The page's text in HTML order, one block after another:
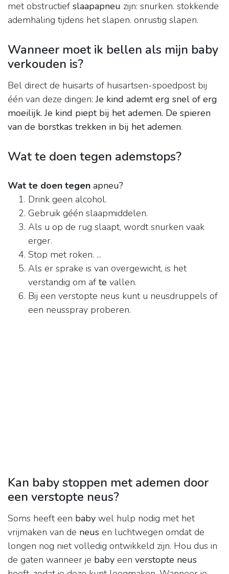
met obstructief slaapapneu zijn: snurken. stokkende
ademhaling tijdens het slapen. onrustig slapen.
Wanneer moet ik bellen als mijn baby
verkouden is?
Bel direct de huisarts of huisartsen-spoedpost bij
één van deze dingen:Je kind ademt erg snel of erg
moeilijk. Je kind piept bij het ademen. De spieren
van de borstkas trekken in bij het ademen.
Wat te doen tegen ademstops?
Wat te doen tegen apneu?
Drink geen alcohol.
Gebruik géén slaapmiddelen.
Als u op de rug slaapt, wordt snurken vaak
erger.
Stop met roken. ...
Als er sprake is van overgewicht, is het
verstandig om af te vallen.
Bij een verstopte neus kunt u neusdruppels of
een neusspray proberen.
Kan baby stoppen met ademen door
een verstopte neus?
Soms heeft een baby wel hulp nodig met het
vrijmaken van de neus en luchtwegen omdat de
longen nog niet volledig ontwikkeld zijn. Hou dus in
de gaten wanneer je baby een verstopte neus